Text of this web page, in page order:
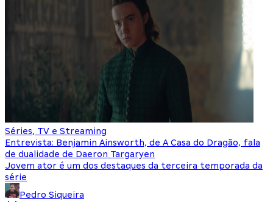
Séries, TV e Streaming
Entrevista: Benjamin Ainsworth, de A Casa do Dragão, fala
de dualidade de Daeron Targaryen
Jovem ator é um dos destaques da terceira temporada da
série
Pedro Siqueira